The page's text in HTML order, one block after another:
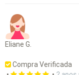
Eliane G.
Compra Verificada